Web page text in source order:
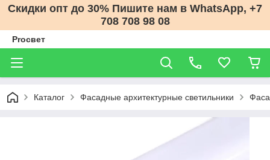
Скидки опт до 30% Пишите нам в WhatsApp, +7
708 708 98 08
Proсвет
Каталог Фасадные архитектурные светильники